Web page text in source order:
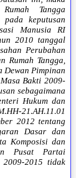
Tangga
pada keputusan
Manusia RI
2010 tanggal
Perubahan
Rumah Tangga,
Dewan Pimpinan
Bakti 2009-
sebagaimana
Hukum dan
21.AH.11.01
2012 tentang
Dasar dan
Komposisi dan
Pusat Partai
2015 tidak